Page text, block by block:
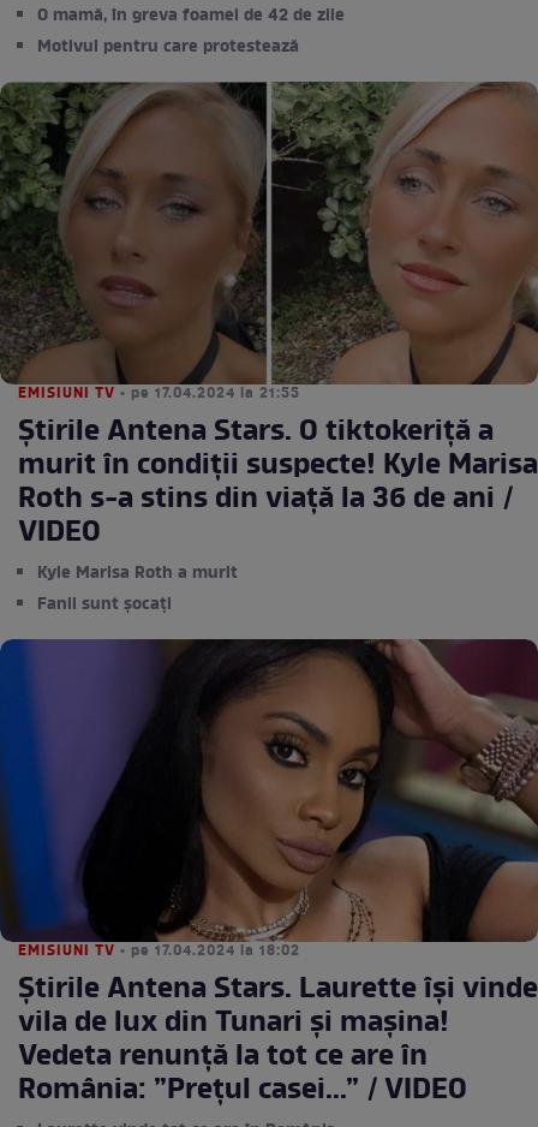
O mamă, în greva foamei de 42 de zile
Motivul pentru care protestează
EMISIUNI TV • pe 17.04.2024 la 21:55
Știrile Antena Stars. O tiktokeriță a
murit în condiții suspecte! Kyle Marisa
Roth s-a stins din viață la 36 de ani /
VIDEO
Kyle Marisa Roth a murit
Fanii sunt șocați
EMISIUNI TV • pe 17.04.2024 la 18:02
Știrile Antena Stars. Laurette își vinde
vila de lux din Tunari și mașina!
Vedeta renunță la tot ce are în
România: ”Prețul casei...” / VIDEO